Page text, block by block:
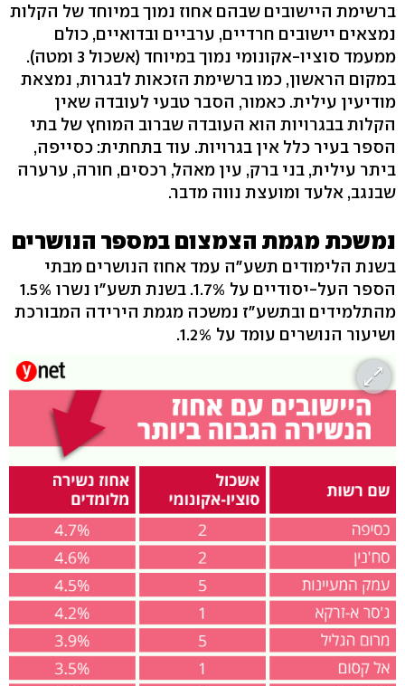
ברשימת היישובים שבהם אחוז נמוך במיוחד של הקלות
נמצאים יישובים חרדיים, ערביים ובדואיים, כולם
ממעמד סוציו-אקונומי נמוך במיוחד (אשכול 3 ומטה).
במקום הראשון, כמו ברשימת הזכאות לבגרות, נמצאת
מודיעין עילית. כאמור, הסבר טבעי לעובדה שאין
הקלות בבגרויות הוא העובדה שברוב המוחץ של בתי
הספר בעיר כלל אין בגרויות. עוד בתחתית: כסייפה,
ביתר עילית, בני ברק, עין מאהל, רכסים, חורה, ערערה
שבנגב, אלעד ומועצת נווה מדבר.
נמשכת מגמת הצמצום במספר הנושרים
בשנת הלימודים תשע"ה עמד אחוז הנושרים מבתי
הספר העל-יסודיים על 1.7%. בשנת תשע"ו נשרו 1.5%
מהתלמידים ובתשע"ז נמשכה מגמת הירידה המבורכת
ושיעור הנושרים עומד על 1.2%.